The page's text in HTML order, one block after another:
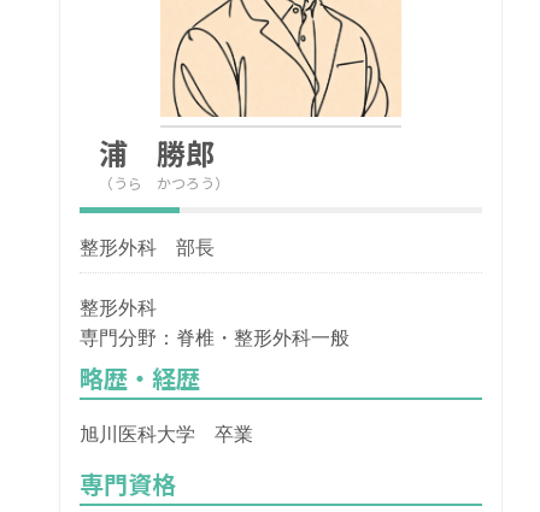
浦 勝郎
（うら かつろう）
整形外科 部長
整形外科
専門分野：脊椎・整形外科一般
略歴・経歴
旭川医科大学 卒業
専門資格